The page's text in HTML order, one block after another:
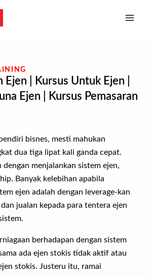
Ejen | Kursus Untuk Ejen |
Ejen | Kursus Pemasaran
bisnes, mesti mahukan
dua tiga lipat kali ganda cepat.
menjalankan sistem ejen,
Banyak kelebihan apabila
ejen adalah dengan leverage-kan
jualan kepada para tentera ejen
berhadapan dengan sistem
ada ejen stokis tidak aktif atau
stokis. Justeru itu, ramai